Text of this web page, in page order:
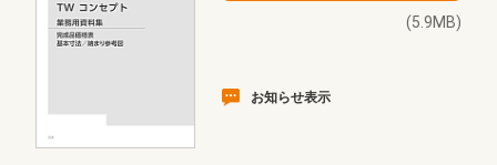
(5.9MB)
お知らせ表示